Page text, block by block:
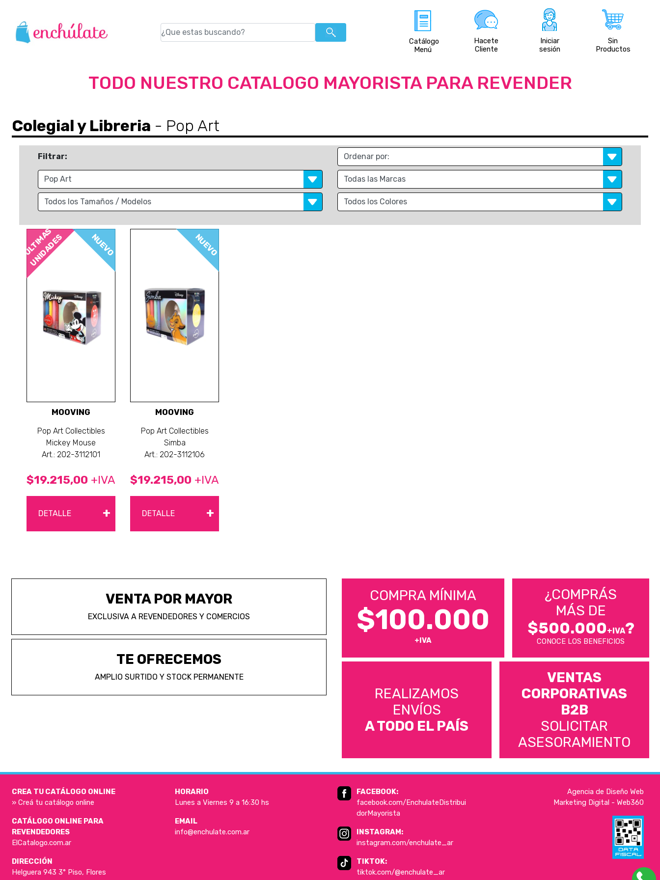
Catálogo
Menú
Hacete
Cliente
Iniciar
sesión
Sin
Productos
TODO NUESTRO CATALOGO MAYORISTA PARA REVENDER
Colegial y Libreria - Pop Art
Filtrar:
ÚLTIMAS
UNIDADES NUEVO
MOOVING
Pop Art Collectibles
Mickey Mouse
Art.: 202-3112101
$19.215,00 +IVA
DETALLE +
NUEVO
MOOVING
Pop Art Collectibles
Simba
Art.: 202-3112106
$19.215,00 +IVA
DETALLE +
VENTA POR MAYOR
EXCLUSIVA A REVENDEDORES Y COMERCIOS
TE OFRECEMOS
AMPLIO SURTIDO Y STOCK PERMANENTE
COMPRA MÍNIMA
$100.000
+IVA
¿COMPRÁS
MÁS DE
$500.000+IVA?
CONOCE LOS BENEFICIOS
REALIZAMOS
ENVÍOS
A TODO EL PAÍS
VENTAS
CORPORATIVAS
B2B
SOLICITAR
ASESORAMIENTO
CREA TU CATÁLOGO ONLINE
» Creá tu catálogo online
CATÁLOGO ONLINE PARA
REVENDEDORES
ElCatalogo.com.ar
DIRECCIÓN
Helguera 943 3° Piso, Flores
HORARIO
Lunes a Viernes 9 a 16:30 hs
EMAIL
info@enchulate.com.ar
FACEBOOK:
facebook.com/EnchulateDistribui
dorMayorista
INSTAGRAM:
instagram.com/enchulate_ar
TIKTOK:
tiktok.com/@enchulate_ar
Agencia de Diseño Web
Marketing Digital - Web360